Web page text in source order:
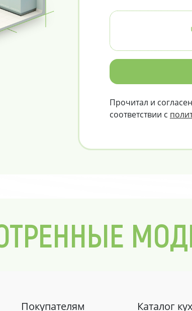
Прочитал и
соответствии с
Покупателям Каталог